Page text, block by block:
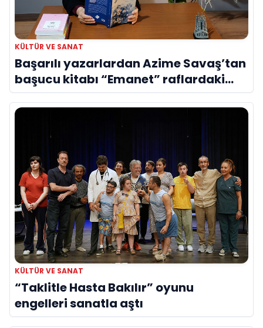
KÜLTÜR VE SANAT
Başarılı yazarlardan Azime Savaş’tan
başucu kitabı “Emanet” raflardaki
yerini aldı
KÜLTÜR VE SANAT
“Taklitle Hasta Bakılır” oyunu
engelleri sanatla aştı